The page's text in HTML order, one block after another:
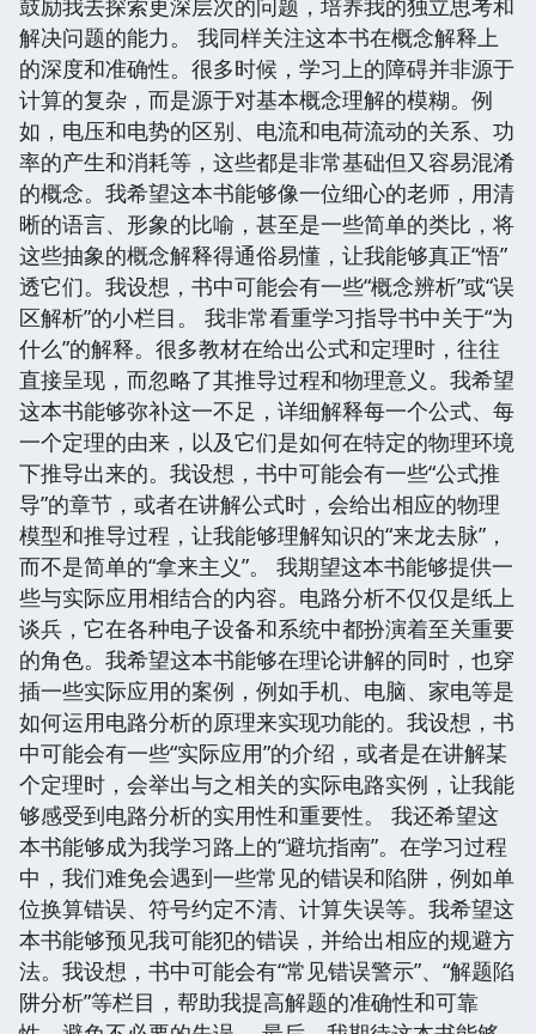
鼓励我去探索更深层次的问题，培养我的独立思考和
解决问题的能力。 我同样关注这本书在概念解释上
的深度和准确性。很多时候，学习上的障碍并非源于
计算的复杂，而是源于对基本概念理解的模糊。例
如，电压和电势的区别、电流和电荷流动的关系、功
率的产生和消耗等，这些都是非常基础但又容易混淆
的概念。我希望这本书能够像一位细心的老师，用清
晰的语言、形象的比喻，甚至是一些简单的类比，将
这些抽象的概念解释得通俗易懂，让我能够真正“悟”
透它们。我设想，书中可能会有一些“概念辨析”或“误
区解析”的小栏目。 我非常看重学习指导书中关于“为
什么”的解释。很多教材在给出公式和定理时，往往
直接呈现，而忽略了其推导过程和物理意义。我希望
这本书能够弥补这一不足，详细解释每一个公式、每
一个定理的由来，以及它们是如何在特定的物理环境
下推导出来的。我设想，书中可能会有一些“公式推
导”的章节，或者在讲解公式时，会给出相应的物理
模型和推导过程，让我能够理解知识的“来龙去脉”，
而不是简单的“拿来主义”。 我期望这本书能够提供一
些与实际应用相结合的内容。电路分析不仅仅是纸上
谈兵，它在各种电子设备和系统中都扮演着至关重要
的角色。我希望这本书能够在理论讲解的同时，也穿
插一些实际应用的案例，例如手机、电脑、家电等是
如何运用电路分析的原理来实现功能的。我设想，书
中可能会有一些“实际应用”的介绍，或者是在讲解某
个定理时，会举出与之相关的实际电路实例，让我能
够感受到电路分析的实用性和重要性。 我还希望这
本书能够成为我学习路上的“避坑指南”。在学习过程
中，我们难免会遇到一些常见的错误和陷阱，例如单
位换算错误、符号约定不清、计算失误等。我希望这
本书能够预见我可能犯的错误，并给出相应的规避方
法。我设想，书中可能会有“常见错误警示”、“解题陷
阱分析”等栏目，帮助我提高解题的准确性和可靠